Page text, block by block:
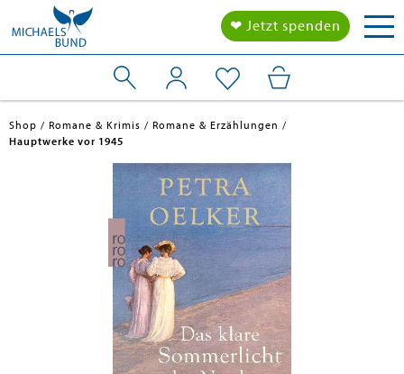
❤ Jetzt spenden
Shop Romane & Krimis
Romane & Erzählungen
Hauptwerke vor 1945